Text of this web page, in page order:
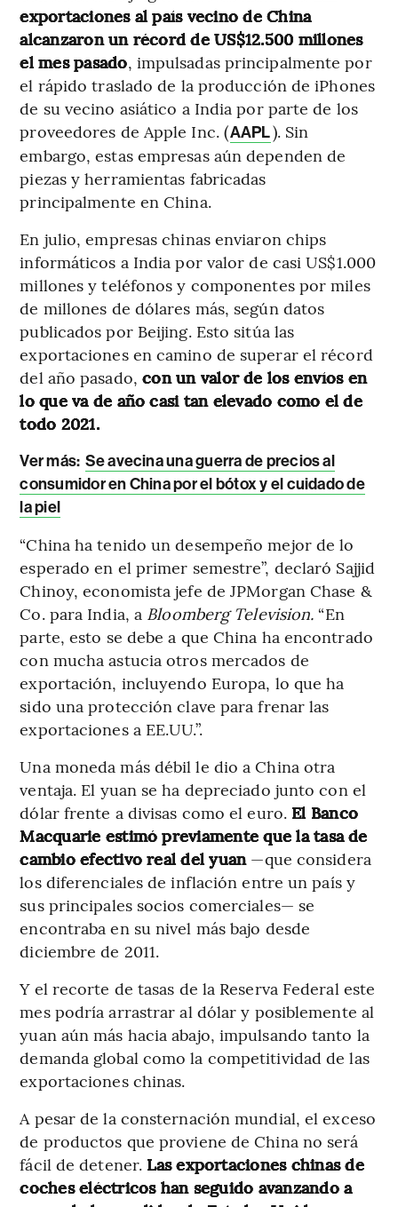
exportaciones al país vecino de China
alcanzaron un récord de US$12.500 millones
el mes pasado, impulsadas principalmente por
el rápido traslado de la producción de iPhones
de su vecino asiático a India por parte de los
proveedores de Apple Inc. (AAPL). Sin
embargo, estas empresas aún dependen de
piezas y herramientas fabricadas
principalmente en China.
En julio, empresas chinas enviaron chips
informáticos a India por valor de casi US$1.000
millones y teléfonos y componentes por miles
de millones de dólares más, según datos
publicados por Beijing. Esto sitúa las
exportaciones en camino de superar el récord
del año pasado, con un valor de los envíos en
lo que va de año casi tan elevado como el de
todo 2021.
Ver más: Se avecina una guerra de precios al
consumidor en China por el bótox y el cuidado de
la piel
“China ha tenido un desempeño mejor de lo
esperado en el primer semestre”, declaró Sajjid
Chinoy, economista jefe de JPMorgan Chase &
Co. para India, a Bloomberg Television. “En
parte, esto se debe a que China ha encontrado
con mucha astucia otros mercados de
exportación, incluyendo Europa, lo que ha
sido una protección clave para frenar las
exportaciones a EE.UU.”.
Una moneda más débil le dio a China otra
ventaja. El yuan se ha depreciado junto con el
dólar frente a divisas como el euro. El Banco
Macquarie estimó previamente que la tasa de
cambio efectivo real del yuan—que considera
los diferenciales de inflación entre un país y
sus principales socios comerciales— se
encontraba en su nivel más bajo desde
diciembre de 2011.
Y el recorte de tasas de la Reserva Federal este
mes podría arrastrar al dólar y posiblemente al
yuan aún más hacia abajo, impulsando tanto la
demanda global como la competitividad de las
exportaciones chinas.
A pesar de la consternación mundial, el exceso
de productos que proviene de China no será
fácil de detener. Las exportaciones chinas de
coches eléctricos han seguido avanzando a